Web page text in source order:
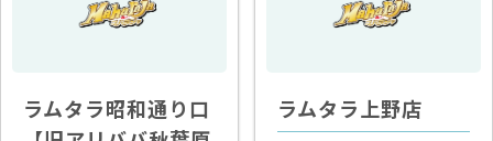
ラムタラ昭和通り口
ラムタラ上野店